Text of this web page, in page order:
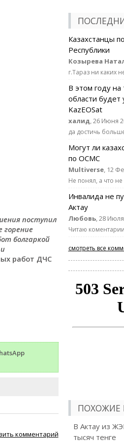
поступил
болгаркой
работ ДЧС
комментарий
Казахстанцы
Республики
Козырева
г.Тараз ни каких
В этом году на
области будет
KazEOSat
халид, 26 Июня
да достичь
Могут ли
по ОСМС
Multiverse, 12
Не понял, а что
Инвалида не
Актау
Любовь, 28 Июля
Читаю
смотреть все
ПОХОЖИЕ
В Актау из
тысяч тенге